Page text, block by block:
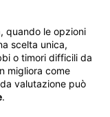
quando le opzioni
scelta unica,
o timori difficili da
migliora come
valutazione può
.